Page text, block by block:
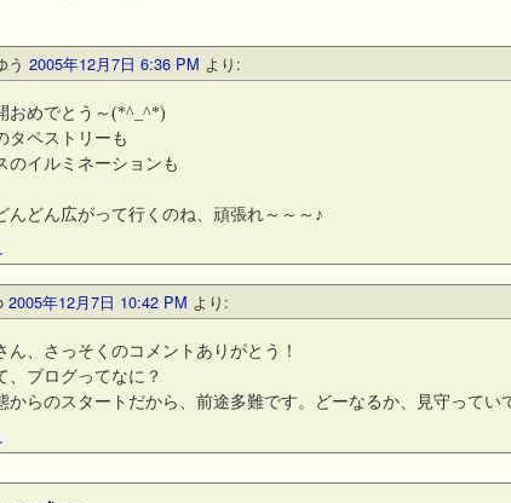
う 2005年12月7日 6:36 PM より:
おめでとう～(*^_^*)
タペストリーも
のイルミネーションも
んどん広がって行くのね、頑張れ～～～♪
2005年12月7日 10:42 PM より:
ん、さっそくのコメントありがとう！
、ブログってなに？
からのスタートだから、前途多難です。どーなるか、見守ってい